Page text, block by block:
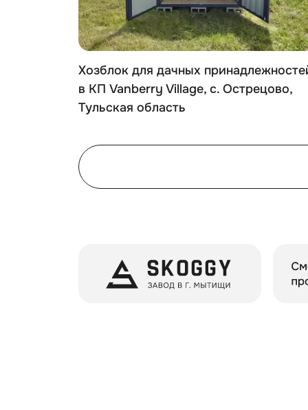
Хозблок для дачных
в КП Vanberry Village, с. Острецово,
Тульская область